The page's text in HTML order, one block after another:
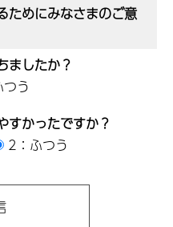
ためにみなさまのご意
ましたか？
う
すかったですか？
2：ふつう